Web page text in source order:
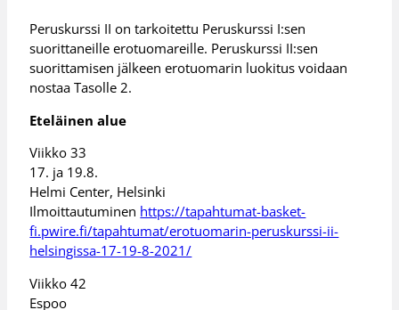
Peruskurssi II on tarkoitettu Peruskurssi I:sen
suorittaneille erotuomareille. Peruskurssi II:sen
suorittamisen jälkeen erotuomarin luokitus voidaan
nostaa Tasolle 2.
Eteläinen alue
Viikko 33
17. ja 19.8.
Helmi Center, Helsinki
Ilmoittautuminen https://tapahtumat-basket-
fi.pwire.fi/tapahtumat/erotuomarin-peruskurssi-ii-
helsingissa-17-19-8-2021/
Viikko 42
Espoo